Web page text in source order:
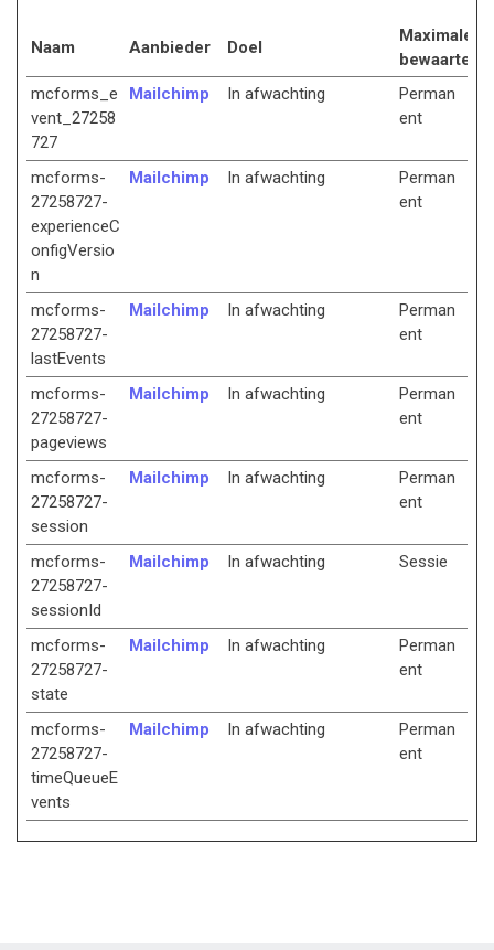
Naam Aanbieder Doel
Maximale
mcforms_e
vent_27258
727
Mailchimp In afwachting
Perman
ent
mcforms-
27258727-
experienceC
onfigVersio
n
Mailchimp In afwachting
Perman
ent
mcforms-
27258727-
lastEvents
Mailchimp In afwachting
Perman
ent
mcforms-
27258727-
pageviews
Mailchimp In afwachting
Perman
ent
mcforms-
27258727-
session
Mailchimp In afwachting
Perman
ent
mcforms-
27258727-
sessionId
Mailchimp In afwachting Sessie
mcforms-
27258727-
state
Mailchimp In afwachting
Perman
ent
mcforms-
27258727-
timeQueueE
vents
Mailchimp In afwachting
Perman
ent